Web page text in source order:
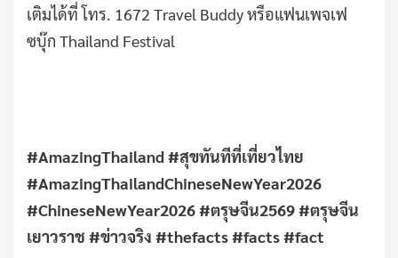
เติมได้ที่ โทร. 1672 Travel Buddy หรือแฟนเพจเฟ
ซบุ๊ก Thailand Festival
#AmazingThailand #สุขทันทีที่เที่ยวไทย
#AmazingThailandChineseNewYear2026
#ChineseNewYear2026 #ตรุษจีน2569 #ตรุษจีน
เยาวราช #ข่าวจริง #thefacts #facts #fact